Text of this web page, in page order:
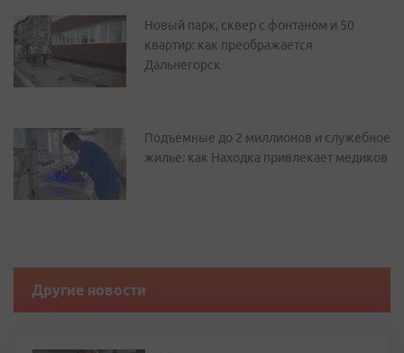
Новый парк, сквер с фонтаном и 50
квартир: как преображается
Дальнегорск
Подъемные до 2 миллионов и служебное
жилье: как Находка привлекает медиков
Другие новости